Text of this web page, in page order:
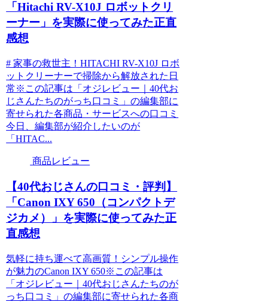
「Hitachi RV-X10J ロボットクリ
ーナー」を実際に使ってみた正直
感想
# 家事の救世主！HITACHI RV-X10J ロボ
ットクリーナーで掃除から解放された日
常※この記事は「オジレビュー｜40代お
じさんたちのがっち口コミ」の編集部に
寄せられた各商品・サービスへの口コミ
今日、編集部が紹介したいのが
「HITAC...
商品レビュー
【40代おじさんの口コミ・評判】
「Canon IXY 650（コンパクトデ
ジカメ）」を実際に使ってみた正
直感想
気軽に持ち運べて高画質！シンプル操作
が魅力のCanon IXY 650※この記事は
「オジレビュー｜40代おじさんたちのが
っち口コミ」の編集部に寄せられた各商